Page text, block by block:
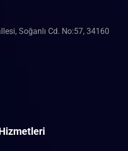
Soğanlı Cd. No:57, 34160